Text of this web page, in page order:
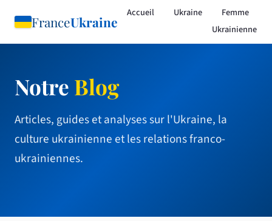
FranceUkraine
Accueil Ukraine
Femme
Ukrainienne
Notre Blog
Articles, guides et analyses sur l'Ukraine, la
culture ukrainienne et les relations franco-
ukrainiennes.